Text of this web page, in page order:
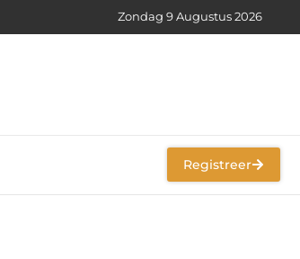
Zondag 9 Augustus 2026
Registreer